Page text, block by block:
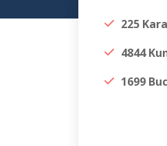
225
4844
1699